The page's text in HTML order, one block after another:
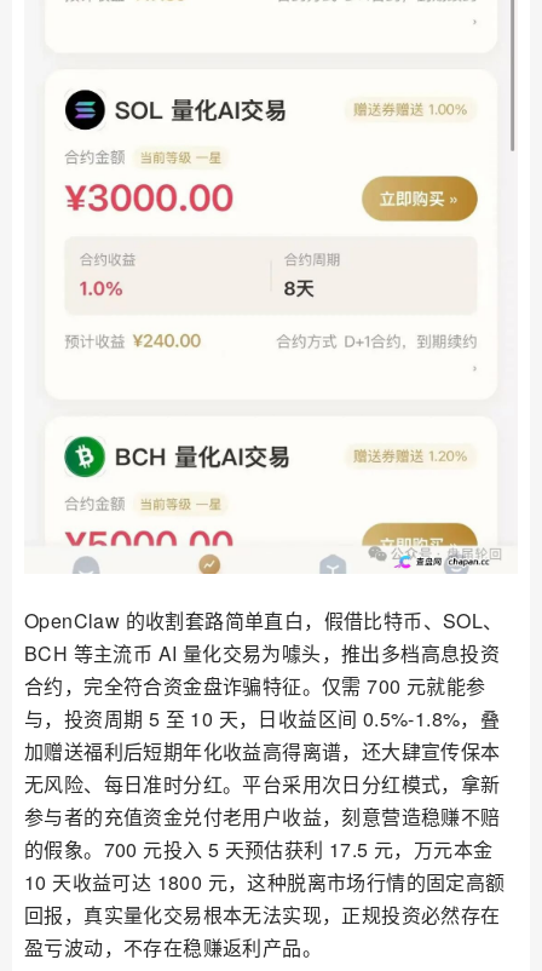
OpenClaw 的收割套路简单直白，假借比特币、SOL、
BCH 等主流币 AI 量化交易为噱头，推出多档高息投资
合约，完全符合资金盘诈骗特征。仅需 700 元就能参
与，投资周期 5 至 10 天，日收益区间 0.5%-1.8%，叠
加赠送福利后短期年化收益高得离谱，还大肆宣传保本
无风险、每日准时分红。平台采用次日分红模式，拿新
参与者的充值资金兑付老用户收益，刻意营造稳赚不赔
的假象。700 元投入 5 天预估获利 17.5 元，万元本金
10 天收益可达 1800 元，这种脱离市场行情的固定高额
回报，真实量化交易根本无法实现，正规投资必然存在
盈亏波动，不存在稳赚返利产品。